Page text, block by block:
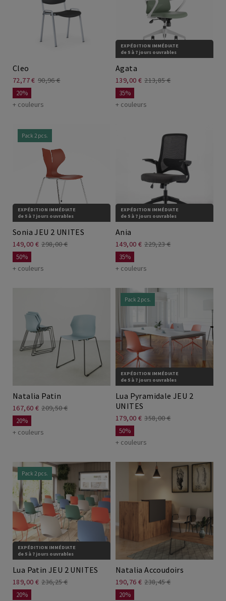
Cleo
72,77 € 90,96 €
20%
+ couleurs
EXPÉDITION IMMÉDIATE
de 5 à 7 jours ouvrables
Agata
139,00 € 213,85 €
35%
+ couleurs
EXPÉDITION IMMÉDIATE
de 5 à 7 jours ouvrables
Pack 2 pcs.
Sonia JEU 2 UNITES
149,00 € 298,00 €
50%
+ couleurs
EXPÉDITION IMMÉDIATE
de 5 à 7 jours ouvrables
Ania
149,00 € 229,23 €
35%
+ couleurs
Natalia Patin
167,60 € 209,50 €
20%
+ couleurs
EXPÉDITION IMMÉDIATE
de 5 à 7 jours ouvrables
Pack 2 pcs.
Lua Pyramidale JEU 2
UNITES
179,00 € 358,00 €
50%
+ couleurs
EXPÉDITION IMMÉDIATE
de 5 à 7 jours ouvrables
Pack 2 pcs.
Lua Patin JEU 2 UNITES
189,00 € 236,25 €
20%
Natalia Accoudoirs
190,76 € 238,45 €
20%
Chaises pivotantes
Bureaux assis debout